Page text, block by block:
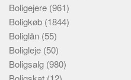
Boligejere (961)
Boligkøb (1844)
Boliglån (55)
Boligleje (50)
Boligsalg (980)